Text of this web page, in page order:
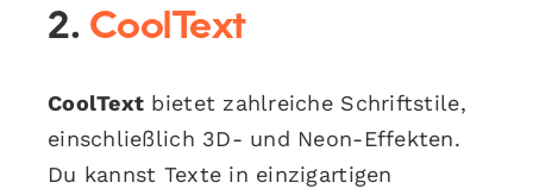
2. CoolText
CoolText bietet zahlreiche Schriftstile,
einschließlich 3D- und Neon-Effekten.
Du kannst Texte in einzigartigen